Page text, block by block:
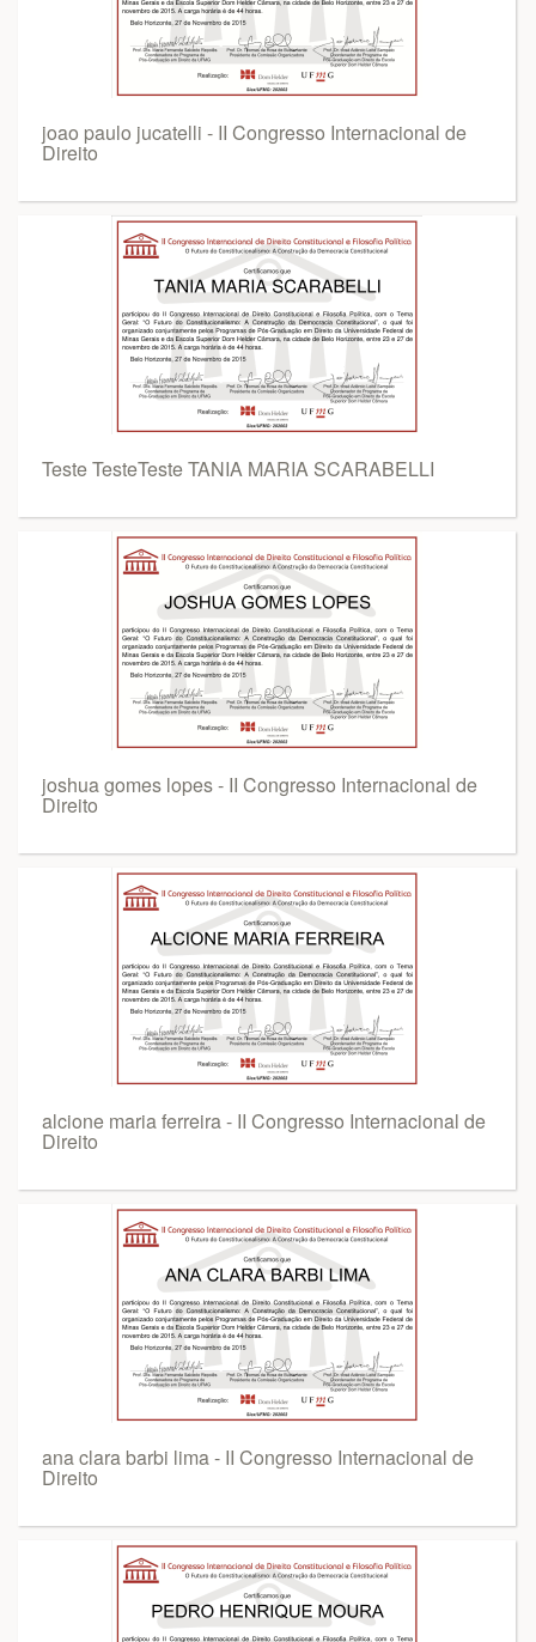
joao paulo jucatelli - II Congresso Internacional de
Direito
Teste TesteTeste TANIA MARIA SCARABELLI
joshua gomes lopes - II Congresso Internacional de
Direito
alcione maria ferreira - II Congresso Internacional de
Direito
ana clara barbi lima - II Congresso Internacional de
Direito